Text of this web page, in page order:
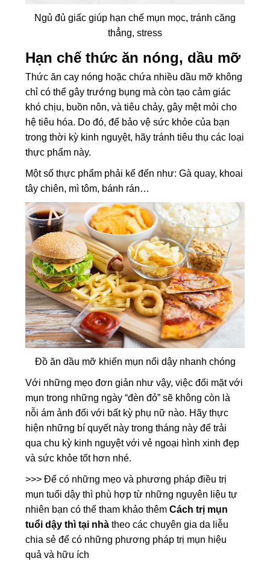
Ngủ đủ giấc giúp hạn chế mụn mọc, tránh căng
thẳng, stress
Hạn chế thức ăn nóng, dầu mỡ
Thức ăn cay nóng hoặc chứa nhiều dầu mỡ không
chỉ có thể gây trướng bụng mà còn tạo cảm giác
khó chịu, buồn nôn, và tiêu chảy, gây mệt mỏi cho
hệ tiêu hóa. Do đó, để bảo vệ sức khỏe của bạn
trong thời kỳ kinh nguyệt, hãy tránh tiêu thụ các loại
thực phẩm này.
Một số thực phẩm phải kể đến như: Gà quay, khoai
tây chiên, mì tôm, bánh rán…
Đồ ăn dầu mỡ khiến mụn nổi dậy nhanh chóng
Với những mẹo đơn giản như vậy, việc đối mặt với
mụn trong những ngày “đèn đỏ” sẽ không còn là
nỗi ám ảnh đối với bất kỳ phụ nữ nào. Hãy thực
hiện những bí quyết này trong tháng này để trải
qua chu kỳ kinh nguyệt với vẻ ngoại hình xinh đẹp
và sức khỏe tốt hơn nhé.
>>> Để có những mẹo và phương pháp điều trị
mụn tuổi dậy thì phù hợp từ những nguyên liệu tự
nhiên bạn có thể tham khảo thêmCách trị mụn
tuổi dậy thì tại nhà theo các chuyên gia da liễu
chia sẻ để có những phương pháp trị mụn hiệu
quả và hữu ích